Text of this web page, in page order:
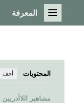
القائمة الرئيسية
المعرفة
المحتويات أخف
مشاهير اللاأدريين